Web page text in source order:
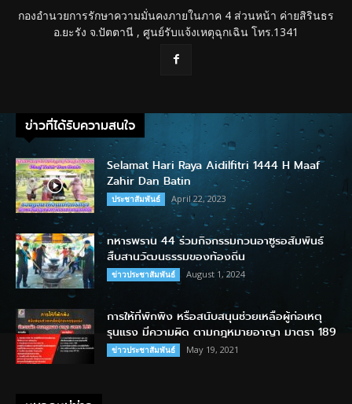
กองอำนวยการรักษาความมั่นคงภายในภาค 4 ส่วนหน้า ค่ายสิรินธร
อ.ยะรัง จ.ปัตตานี , ศูนย์รับแจ้งเหตุฉุกเฉิน โทร.1341
ข่าวที่ได้รับความสนใจ
Selamat Hari Raya Aidilfitri 1444 H Maaf
Zahir Dan Batin
ประชาสัมพันธ์ April 22, 2023
ทหารพราน 44 ร่วมกิจกรรมกวนอาซูรอสัมพันธ์
สืบสานวัฒนธรรมของท้องถิ่น
ข่าวประชาสัมพันธ์ August 1, 2024
การให้ที่พักพิง หรือสนับสนุนช่วยเหลือผู้ก่อเหตุ
รุนแรง มีความผิด ตามกฎหมายอาญา มาตรา 189
ข่าวประชาสัมพันธ์ May 19, 2021